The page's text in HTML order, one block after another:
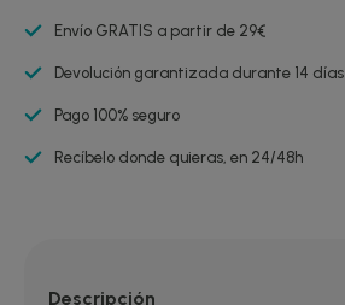
Envío GRATIS a partir de 29€
Devolución garantizada durante 14 días
Pago 100% seguro
Recíbelo donde quieras, en 24/48h
Descripción